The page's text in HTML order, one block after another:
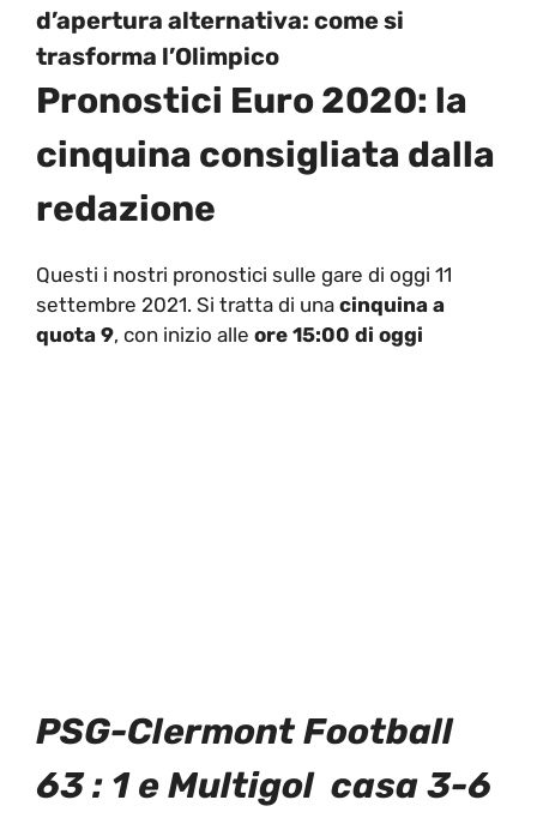
d’apertura alternativa: come si
trasforma l’Olimpico
Pronostici Euro 2020: la
cinquina consigliata dalla
redazione
Questi i nostri pronostici sulle gare di oggi 11
settembre 2021. Si tratta di una cinquina a
quota 9, con inizio alle ore 15:00 di oggi
PSG-Clermont Football
63 : 1 eMultigol casa 3-6